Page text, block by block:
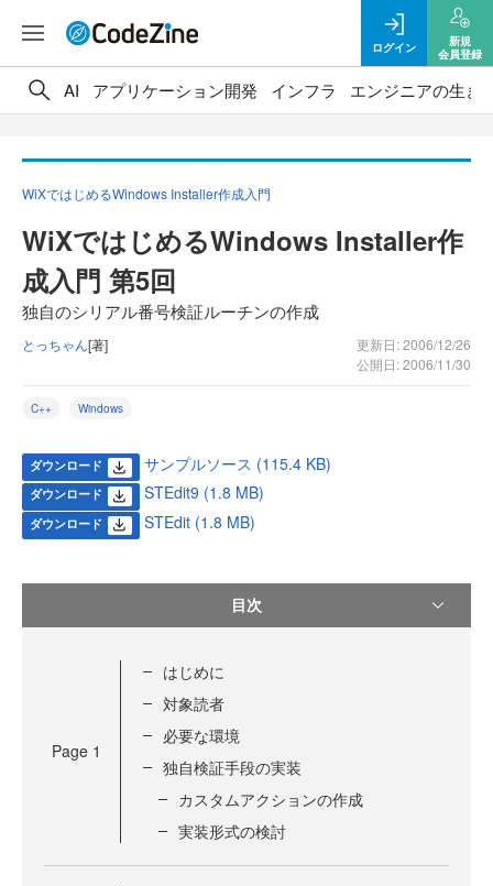
ログイン
新規
会員登録
AI アプリケーション開発 インフラ エンジニアの生き
WiXではじめるWindows Installer作成入門
WiXではじめるWindows Installer作
成入門 第5回
独自のシリアル番号検証ルーチンの作成
とっちゃん[著]
更新日: 2006/12/26
公開日: 2006/11/30
C++ Windows
ダウンロード サンプルソース (115.4 KB)
ダウンロード STEdit9 (1.8 MB)
ダウンロード STEdit (1.8 MB)
目次
Page 1
はじめに
対象読者
必要な環境
独自検証手段の実装
カスタムアクションの作成
実装形式の検討